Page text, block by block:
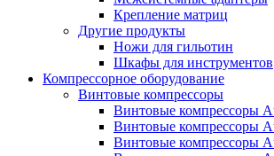
Крепление матриц
Другие продукты
Ножи для гильотин
Шкафы для инструментов
Компрессорное оборудование
Винтовые компрессоры
Винтовые компрессоры
Винтовые компрессоры
Винтовые компрессоры